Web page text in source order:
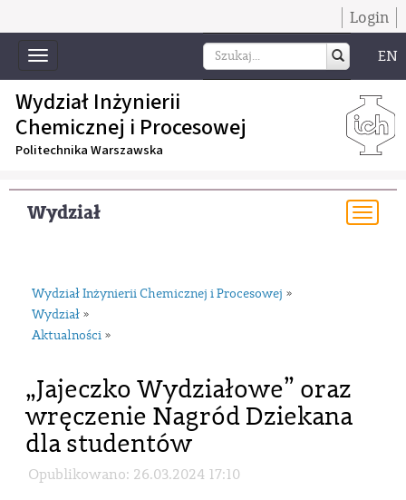
Login
Toggle
navigation
EN
Wydział Inżynierii
Chemicznej i Procesowej
Politechnika Warszawska
Wydział
Wydział Inżynierii Chemicznej i Procesowej »
Wydział »
Aktualności »
„Jajeczko Wydziałowe” oraz
wręczenie Nagród Dziekana
dla studentów
Opublikowano: 26.03.2024 17:10